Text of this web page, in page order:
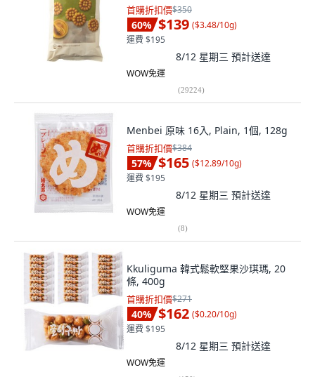
首購折扣價$350
60% $139 ($3.48/10g)
運費 $195
8/12 星期三 預計送達
WOW免運
(29224)
Menbei 原味 16入, Plain, 1個, 128g
首購折扣價$384
57% $165 ($12.89/10g)
運費 $195
8/12 星期三 預計送達
WOW免運
(8)
Kkuliguma 韓式鬆軟堅果沙琪瑪, 20
條, 400g
首購折扣價$271
40% $162 ($0.20/10g)
運費 $195
8/12 星期三 預計送達
WOW免運